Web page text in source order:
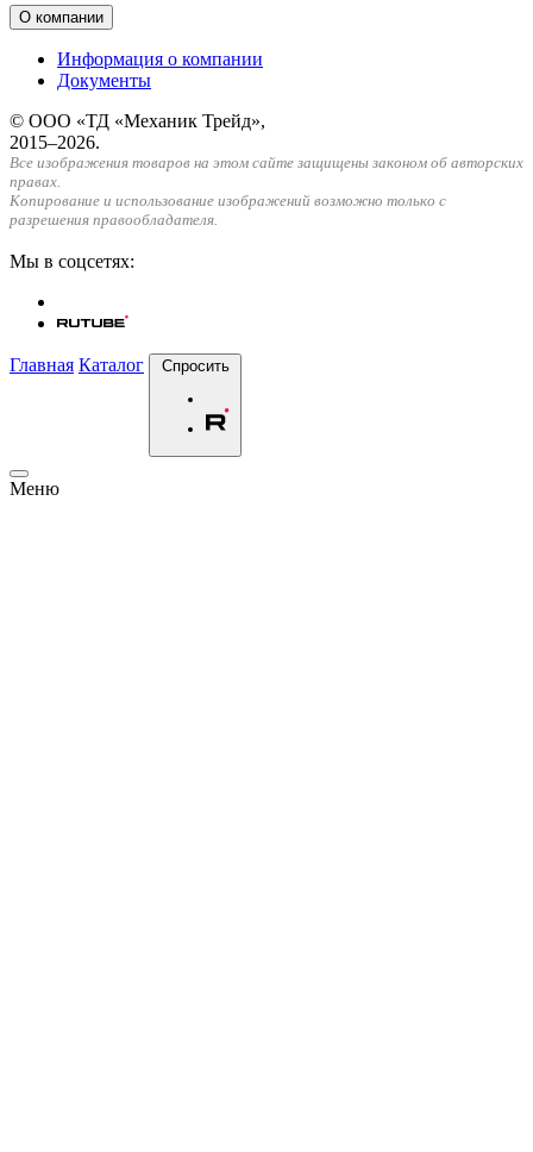
О компании
Информация о компании
Документы
© ООО «ТД «Механик Трейд»,
2015–2026.
Все изображения товаров на этом сайте защищены законом об авторских
правах.
Копирование и использование изображений возможно только с
разрешения правообладателя.
Мы в соцсетях:
Главная Каталог Спросить
Меню